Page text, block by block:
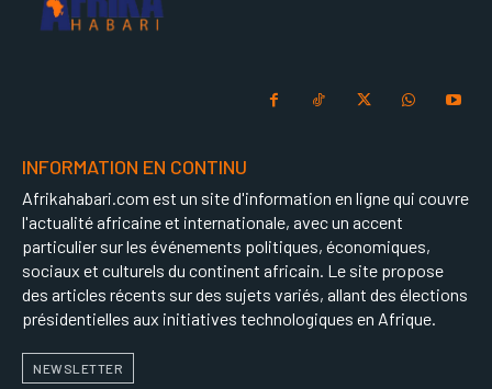
INFORMATION EN CONTINU
Afrikahabari.com est un site d'information en ligne qui couvre
l'actualité africaine et internationale, avec un accent
particulier sur les événements politiques, économiques,
sociaux et culturels du continent africain. Le site propose
des articles récents sur des sujets variés, allant des élections
présidentielles aux initiatives technologiques en Afrique.
NEWSLETTER